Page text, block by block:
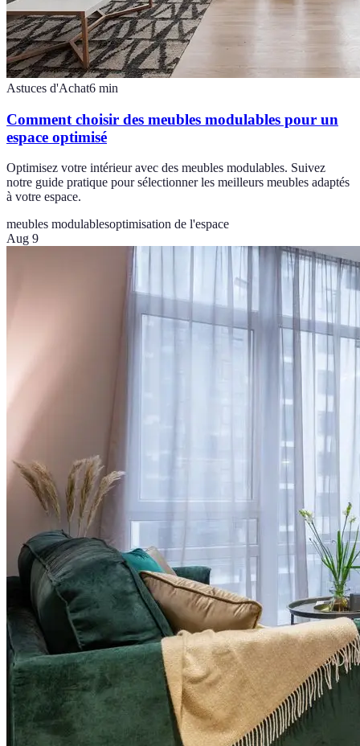
Astuces d'Achat6 min
Comment choisir des meubles modulables pour un
espace optimisé
Optimisez votre intérieur avec des meubles modulables. Suivez
notre guide pratique pour sélectionner les meilleurs meubles adaptés
à votre espace.
meubles modulablesoptimisation de l'espace
Aug 9